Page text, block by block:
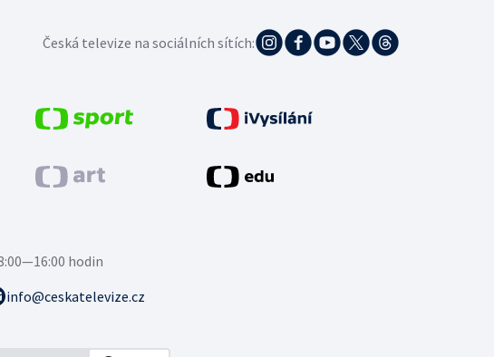
hodin
info@ceskatelevize.cz
Česká televize na sociálních sítích: